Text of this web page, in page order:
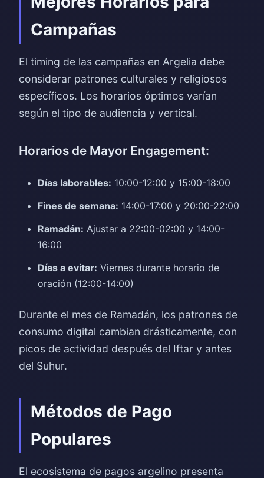
Campañas
El timing de las campañas en Argelia debe
considerar patrones culturales y religiosos
específicos. Los horarios óptimos varían
según el tipo de audiencia y vertical.
Horarios de Mayor Engagement:
Días laborables: 10:00-12:00 y 15:00-18:00
Fines de semana: 14:00-17:00 y 20:00-22:00
Ramadán: Ajustar a 22:00-02:00 y 14:00-
16:00
Días a evitar: Viernes durante horario de
oración (12:00-14:00)
Durante el mes de Ramadán, los patrones de
consumo digital cambian drásticamente, con
picos de actividad después del Iftar y antes
del Suhur.
Métodos de Pago
Populares
El ecosistema de pagos argelino presenta